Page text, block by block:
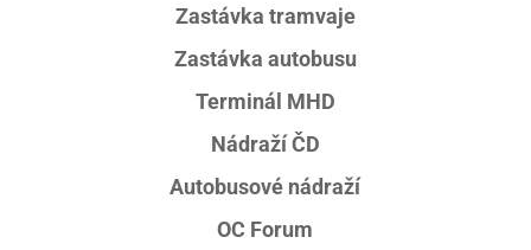
Zastávka tramvaje
Zastávka autobusu
Terminál MHD
Nádraží ČD
Autobusové nádraží
OC Forum